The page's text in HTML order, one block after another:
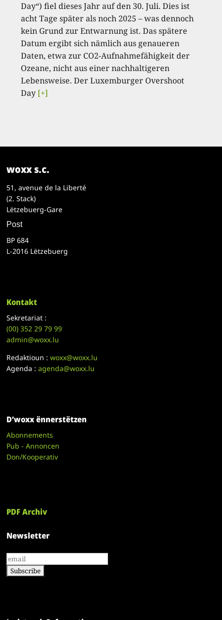
Day“) fiel dieses Jahr auf den 30. Juli. Dies ist
acht Tage später als noch 2025 – was dennoch
kein Grund zur Entwarnung ist. Das spätere
Datum ergibt sich nämlich aus genaueren
Daten, etwa zur CO2-Aufnahmefähigkeit der
Ozeane, nicht aus einer nachhaltigeren
Lebensweise. Der Luxemburger Overshoot
Day [+]
woxx s.c.
51, avenue de la Liberté
(2. Stack)
Lëtzebuerg-Gare
Post
BP 684
L-2016 Lëtzebuerg
Kontakt
Sekretariat :
(00)352 29 79 99
admin@woxx.lu
Redaktioun :woxx@woxx.lu
Agenda :agenda@woxx.lu
D’woxx ënnerstëtzen
Abonnements
Pub - Annoncen
Don/Kooperativ
PDF Archiv
Newsletter